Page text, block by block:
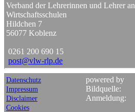
Verband der Lehrerinnen und Lehrer an
Wirtschaftsschulen
Hildchen 7
56077 Koblenz
0261 200 690 15
post@vlw-rlp.de
Datenschutz
Impressum
Disclaimer
Cookies
powered by
Bildquelle:
Anmeldung: